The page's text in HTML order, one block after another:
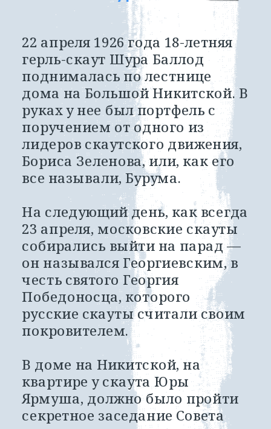
22 апреля 1926 года 18-летняя
герль-скаут Шура Баллод
поднималась по лестнице
дома на Большой Никитской. В
руках у нее был портфель с
поручением от одного из
лидеров скаутского движения,
Бориса Зеленова, или, как его
все называли, Бурума.
На следующий день, как всегда
23 апреля, московские скауты
собирались выйти на парад —
он назывался Георгиевским, в
честь святого Георгия
Победоносца, которого
русские скауты считали своим
покровителем.
В доме на Никитской, на
квартире у скаута Юры
Ярмуша, должно было пройти
секретное заседание Совета